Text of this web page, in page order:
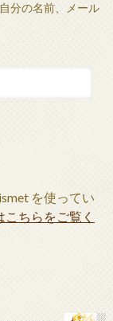
分の名前、メール
を使ってい
ちらをご覧く